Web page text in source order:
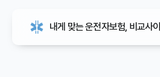
내게 맞는 운전자보험, 비교사